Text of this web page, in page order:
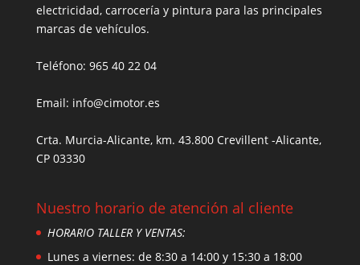
electricidad, carrocería y pintura para las principales
marcas de vehículos.
Teléfono: 965 40 22 04
Email: info@cimotor.es
Crta. Murcia-Alicante, km. 43.800 Crevillent -Alicante,
CP 03330
Nuestro horario de atención al cliente
HORARIO TALLER Y VENTAS:
Lunes a viernes: de 8:30 a 14:00 y 15:30 a 18:00